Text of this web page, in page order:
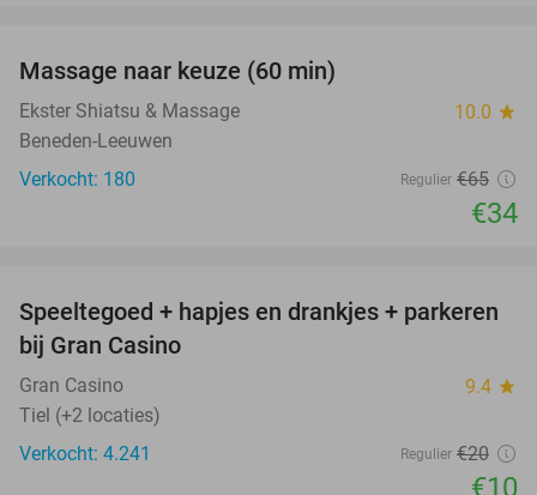
Massage naar keuze (60 min)
Ekster Shiatsu & Massage 10.0 star
Beneden-Leeuwen
Verkocht: 180
Regulier €65
€34
50%
Speeltegoed + hapjes en drankjes + parkeren
bij Gran Casino
Gran Casino 9.4 star
Tiel (+2 locaties)
Verkocht: 4.241
Regulier €20
€10